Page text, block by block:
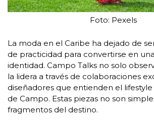
Foto: Pexels
La moda en el Caribe ha dejado de
de practicidad para convertirse en
identidad. Campo Talks no solo
la lidera a través de colaboraciones
diseñadores que entienden el lifestyle
de Campo. Estas piezas no son
fragmentos del destino.